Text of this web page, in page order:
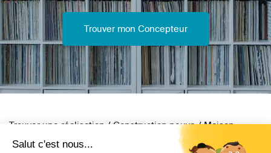
Salut c'est nous...
Trouver mon Concepteur
Trouver une réalisation / Construction neuve/Maison
individuelle